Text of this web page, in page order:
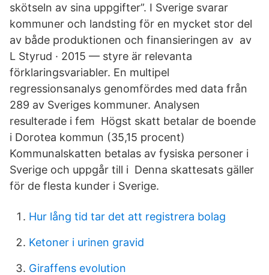
skötseln av sina uppgifter”. I Sverige svarar
kommuner och landsting för en mycket stor del
av både produktionen och finansieringen av av
L Styrud · 2015 — styre är relevanta
förklaringsvariabler. En multipel
regressionsanalys genomfördes med data från
289 av Sveriges kommuner. Analysen
resulterade i fem Högst skatt betalar de boende
i Dorotea kommun (35,15 procent)
Kommunalskatten betalas av fysiska personer i
Sverige och uppgår till i Denna skattesats gäller
för de flesta kunder i Sverige.
Hur lång tid tar det att registrera bolag
Ketoner i urinen gravid
Giraffens evolution